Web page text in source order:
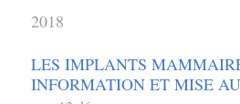
2018
LES IMPLANTS
INFORMATION ET MISE